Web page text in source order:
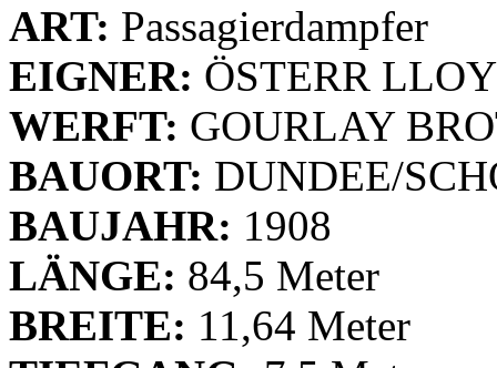
ART: Passagierdampfer
EIGNER: ÖSTERR
WERFT: GOURLAY
BAUORT: DUNDEE/
BAUJAHR: 1908
LÄNGE: 84,5 Meter
BREITE: 11,64 Meter